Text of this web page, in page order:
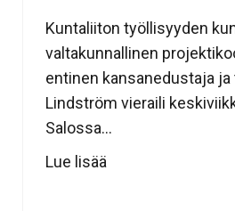
Kuntaliiton työllisyyden
valtakunnallinen
entinen kansanedustaja
Lindström vieraili
Salossa...
Lue lisää